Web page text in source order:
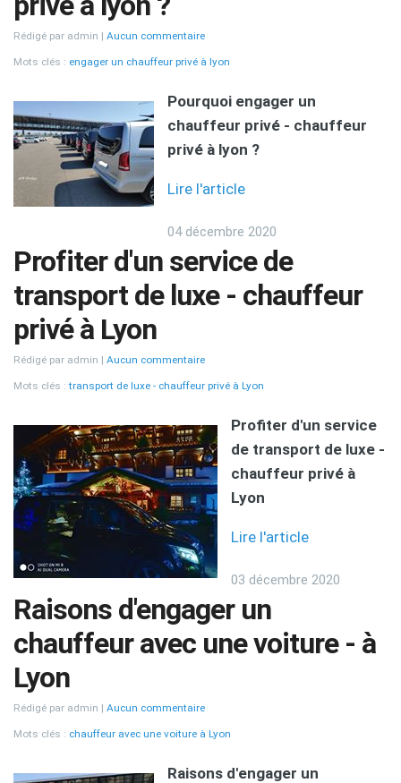
Rédigé par admin Aucun commentaire
Mots clés : engager un chauffeur privé à lyon
Pourquoi engager un
chauffeur privé - chauffeur
privé à lyon ?
Lire l'article
04 décembre 2020
Profiter d'un service de
transport de luxe - chauffeur
privé à Lyon
Rédigé par admin Aucun commentaire
Mots clés :transport de luxe - chauffeur privé à Lyon
Profiter d'un service
de transport de luxe -
chauffeur privé à
Lyon
Lire l'article
03 décembre 2020
Raisons d'engager un
chauffeur avec une voiture - à
Lyon
Rédigé par admin Aucun commentaire
Mots clés : chauffeur avec une voiture à Lyon
Raisons d'engager un